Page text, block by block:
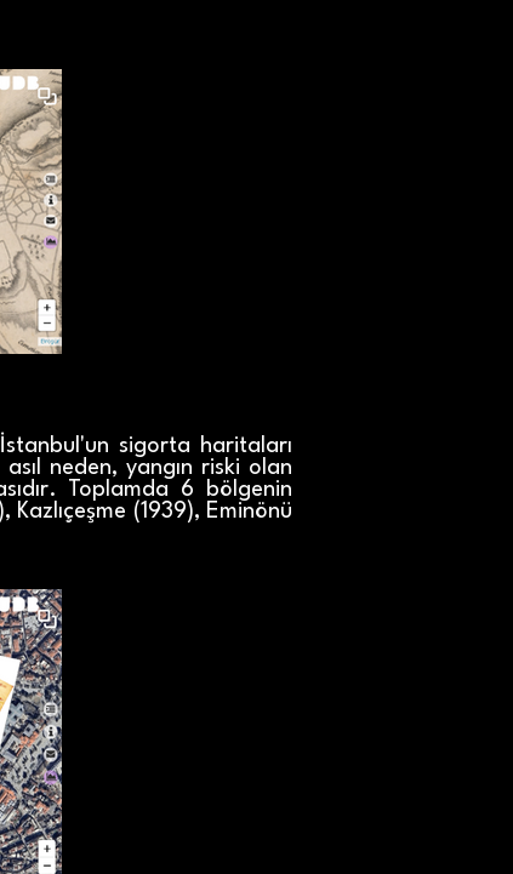
sigorta haritaları
neden, yangın riski olan
Toplamda 6 bölgenin
(1939), Eminönü